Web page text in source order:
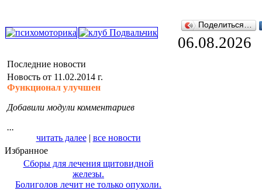
Последние новости
Новость от 11.02.2014 г.
Функционал улучшен
Добавили модули комментариев
...
читать далее| все новости
Избранное
Сборы для лечения щитовидной
железы.
Болиголов лечит не только опухоли.
Поделиться…
06.08.2026